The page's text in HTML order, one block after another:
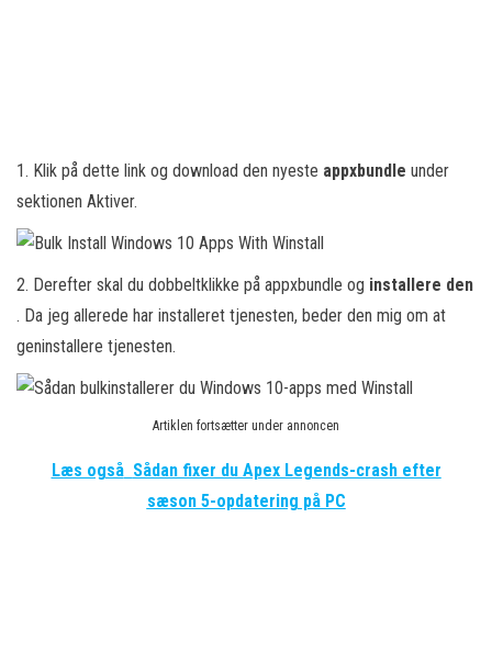
1. Klik på dette link og download den nyeste appxbundle under
sektionen Aktiver.
2. Derefter skal du dobbeltklikke på appxbundle og installere den
. Da jeg allerede har installeret tjenesten, beder den mig om at
geninstallere tjenesten.
Artiklen fortsætter under annoncen
Læs også Sådan fixer du Apex Legends-crash efter
sæson 5-opdatering på PC